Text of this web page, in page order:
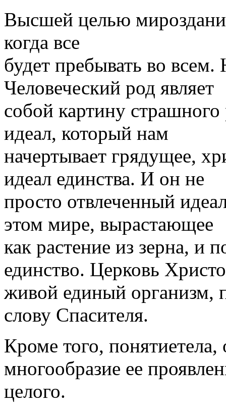
Высшей целью
когда все
будет пребывать во
Человеческий род являет
собой картину страшного
идеал, который нам
начертывает грядущее,
идеал единства. И он не
просто отвлеченный
этом мире, вырастающее
как растение из зерна, и
единство. Церковь
живой единый организм,
слову Спасителя.
Кроме того, понятиетела,
многообразие ее
целого.